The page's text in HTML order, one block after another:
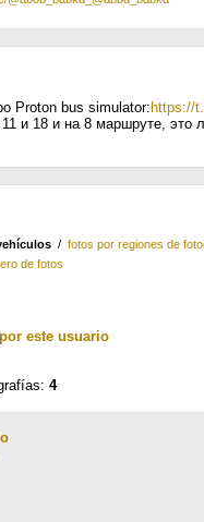
Proton bus simulator: https://
и 18 и на 8 маршруте, это
/ fotos por regiones de
de fotos
este usuario
4